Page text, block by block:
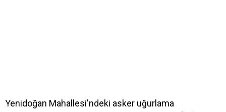
Yenidoğan Mahallesi'ndeki asker uğurlama